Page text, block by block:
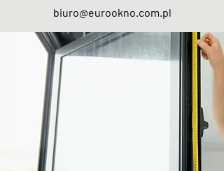
biuro@eurookno.com.pl